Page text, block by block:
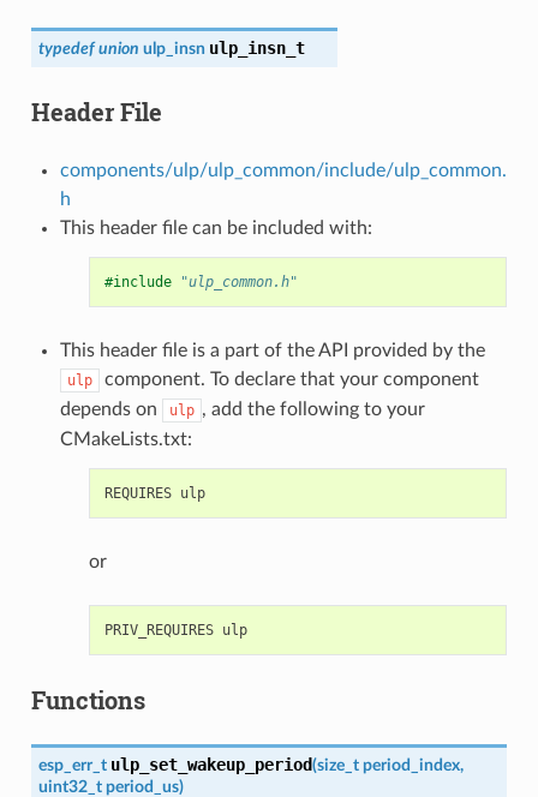
typedef union ulp_insn ulp_insn_t
Header File
components/ulp/ulp_common/include/ulp_common.
h
This header file can be included with:
#include "ulp_common.h"
This header file is a part of the API provided by the
ulp
component. To declare that your component
depends on
ulp , add the following to your
CMakeLists.txt:
REQUIRES ulp
or
PRIV_REQUIRES ulp
Functions
esp_err_t ulp_set_wakeup_period(size_t period_index,
uint32_t period_us)